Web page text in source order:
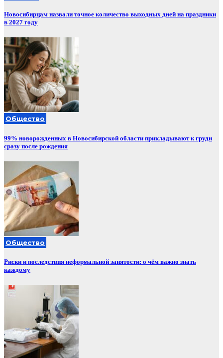
Новосибирцам назвали точное количество выходных дней на праздники
в 2027 году
Общество
99% новорожденных в Новосибирской области прикладывают к груди
сразу после рождения
Общество
Риски и последствия неформальной занятости: о чём важно знать
каждому